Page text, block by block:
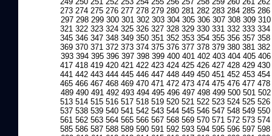
273 274 275 276 277 278 279 280 281 282 283 284 285 286
297 298 299 300 301 302 303 304 305 306 307 308 309 310
321 322 323 324 325 326 327 328 329 330 331 332 333 334
345 346 347 348 349 350 351 352 353 354 355 356 357 358
369 370 371 372 373 374 375 376 377 378 379 380 381 382
393 394 395 396 397 398 399 400 401 402 403 404 405 406
417 418 419 420 421 422 423 424 425 426 427 428 429 430
441 442 443 444 445 446 447 448 449 450 451 452 453 454
465 466 467 468 469 470 471 472 473 474 475 476 477 478
489 490 491 492 493 494 495 496 497 498 499 500 501 502
513 514 515 516 517 518 519 520 521 522 523 524 525 526
537 538 539 540 541 542 543 544 545 546 547 548 549 550
561 562 563 564 565 566 567 568 569 570 571 572 573 574
585 586 587 588 589 590 591 592 593 594 595 596 597 598